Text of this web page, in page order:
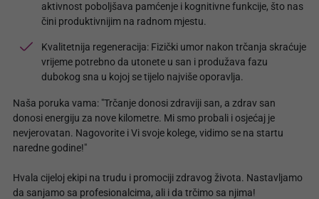
aktivnost poboljšava pamćenje i kognitivne funkcije, što nas
čini produktivnijim na radnom mjestu.
Kvalitetnija regeneracija: Fizički umor nakon trčanja skraćuje
vrijeme potrebno da utonete u san i produžava fazu
dubokog sna u kojoj se tijelo najviše oporavlja.
Naša poruka vama: "Trčanje donosi zdraviji san, a zdrav san
donosi energiju za nove kilometre. Mi smo probali i osjećaj je
nevjerovatan. Nagovorite i Vi svoje kolege, vidimo se na startu
naredne godine!"
Hvala cijeloj ekipi na trudu i promociji zdravog života. Nastavljamo
da sanjamo sa profesionalcima, ali i da trčimo sa njima!